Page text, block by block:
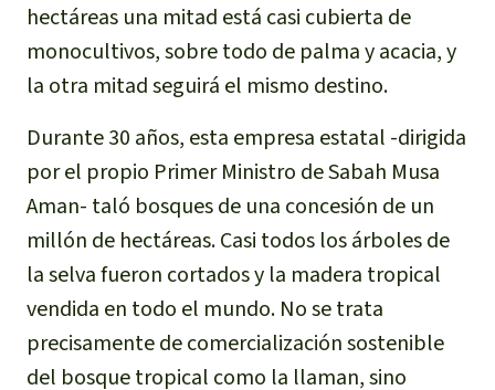
hectáreas una mitad está casi cubierta de
monocultivos, sobre todo de palma y acacia, y
la otra mitad seguirá el mismo destino.
Durante 30 años, esta empresa estatal -dirigida
por el propio Primer Ministro de Sabah Musa
Aman- taló bosques de una concesión de un
millón de hectáreas. Casi todos los árboles de
la selva fueron cortados y la madera tropical
vendida en todo el mundo. No se trata
precisamente de comercialización sostenible
del bosque tropical como la llaman, sino